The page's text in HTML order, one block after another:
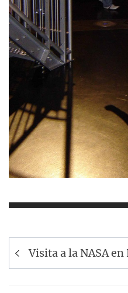
Navegación
de
Visita a la NASA